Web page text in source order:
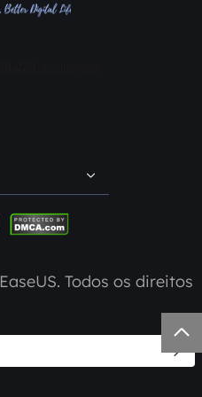
EaseUS. Todos os direitos

